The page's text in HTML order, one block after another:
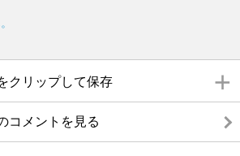
クリップして保存
コメントを見る